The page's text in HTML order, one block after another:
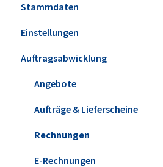
Installation
Erweiterungen
Datensicherung
Update installieren
Versionshistorie
WISO MeinBüro Desktop Cloud
Office
Stammdaten
Artikel
Lagerbestände & Inventur
Kunden & Interessenten
Lieferanten
Mitarbeiter
Einstellungen
Firmeneinstellungen
Steuereinstellungen
Kleinstammdaten
Ansicht & Filter-/Suchoptionen
Briefpapier & Vorlagen
Auftragsabwicklung
Angebote
Aufträge & Lieferscheine
Rechnungen
E-Rechnungen